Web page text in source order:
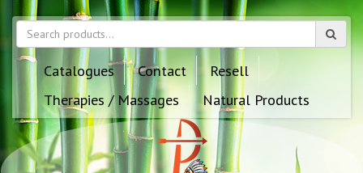
Catalogues Contact
Resell
Therapies / Massages
Natural Products